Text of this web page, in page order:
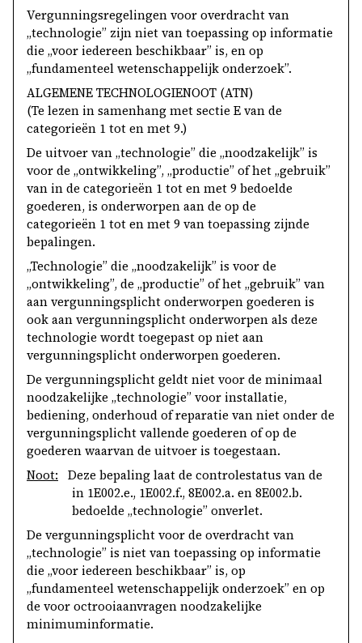
Vergunningsregelingen voor overdracht van
„technologie” zijn niet van toepassing op informatie
die „voor iedereen beschikbaar” is, en op
„fundamenteel wetenschappelijk onderzoek”.
ALGEMENE TECHNOLOGIENOOT (ATN)
(Te lezen in samenhang met sectie E van de
categorieën 1 tot en met 9.)
De uitvoer van „technologie” die „noodzakelijk” is
voor de „ontwikkeling”, „productie” of het „gebruik”
van in de categorieën 1 tot en met 9 bedoelde
goederen, is onderworpen aan de op de
categorieën 1 tot en met 9 van toepassing zijnde
bepalingen.
„Technologie” die „noodzakelijk” is voor de
„ontwikkeling”, de „productie” of het „gebruik” van
aan vergunningsplicht onderworpen goederen is
ook aan vergunningsplicht onderworpen als deze
technologie wordt toegepast op niet aan
vergunningsplicht onderworpen goederen.
De vergunningsplicht geldt niet voor de minimaal
noodzakelijke „technologie” voor installatie,
bediening, onderhoud of reparatie van niet onder de
vergunningsplicht vallende goederen of op de
goederen waarvan de uitvoer is toegestaan.
Noot:
Deze bepaling laat de controlestatus van de
in 1E002.e., 1E002.f., 8E002.a. en 8E002.b.
bedoelde „technologie” onverlet.
De vergunningsplicht voor de overdracht van
„technologie” is niet van toepassing op informatie
die „voor iedereen beschikbaar” is, op
„fundamenteel wetenschappelijk onderzoek” en op
de voor octrooiaanvragen noodzakelijke
minimuminformatie.